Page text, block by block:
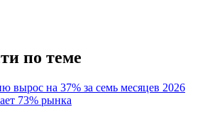
по теме
вырос на 37% за семь месяцев 2026
73% рынка